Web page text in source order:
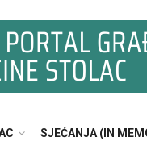
SJEĆANJA (IN